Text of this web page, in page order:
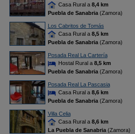
Casa Rural a 8,4 km
Puebla de Sanabria(Zamora)
Los Cabritos de Tomás
Casa Rural a 8,5 km
Puebla de Sanabria(Zamora)
Posada Real La Cartería
Hostal Rural a 8,5 km
Puebla de Sanabria(Zamora)
Posada Real La Pascasia
Casa Rural a 8,6 km
Puebla de Sanabria(Zamora)
Villa Celia
Casa Rural a 8,6 km
La Puebla de Sanabria(Zamora)